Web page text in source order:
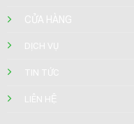
CỬA HÀNG
DỊCH VỤ
TIN TỨC
LIÊN HỆ